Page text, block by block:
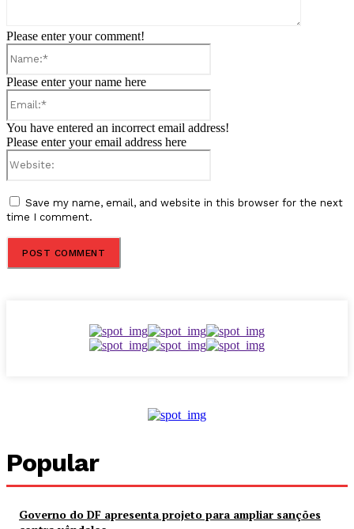
Please enter your comment!
Please enter your name here
You have entered an incorrect email address!
Please enter your email address here
Save my name, email, and website in this browser for the next
time I comment.
Popular
Governo do DF apresenta projeto para ampliar sanções